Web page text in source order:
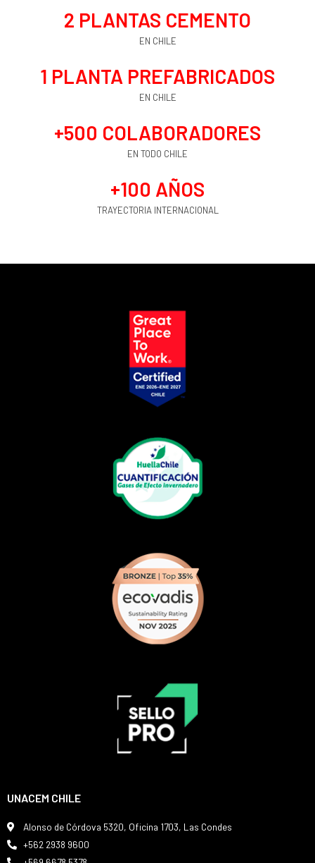
EN CHILE
2 PLANTAS CEMENTO
EN CHILE
1 PLANTA PREFABRICADOS
EN TODO CHILE
+500 COLABORADORES
TRAYECTORIA INTERNACIONAL
+100 AÑOS
UNACEM CHILE
Alonso de Córdova 5320, Oficina 1703, Las Condes
+562 2938 9600